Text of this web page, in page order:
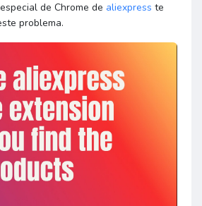
de Chrome de aliexpress te
problema.